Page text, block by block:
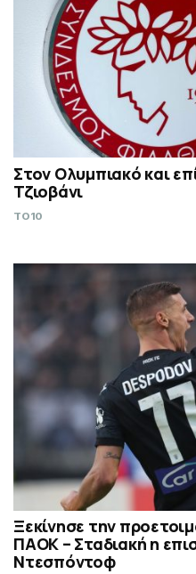
Στον Ολυμπιακό και
Τζιοβάνι
TO10
Ξεκίνησε την
ΠΑΟΚ – Σταδιακή η
Ντεσπόντοφ